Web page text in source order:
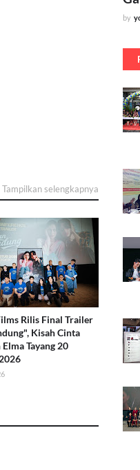
Tampilkan selengkapnya
Rilis Final Trailer
Kisah Cinta
Tayang 20
by